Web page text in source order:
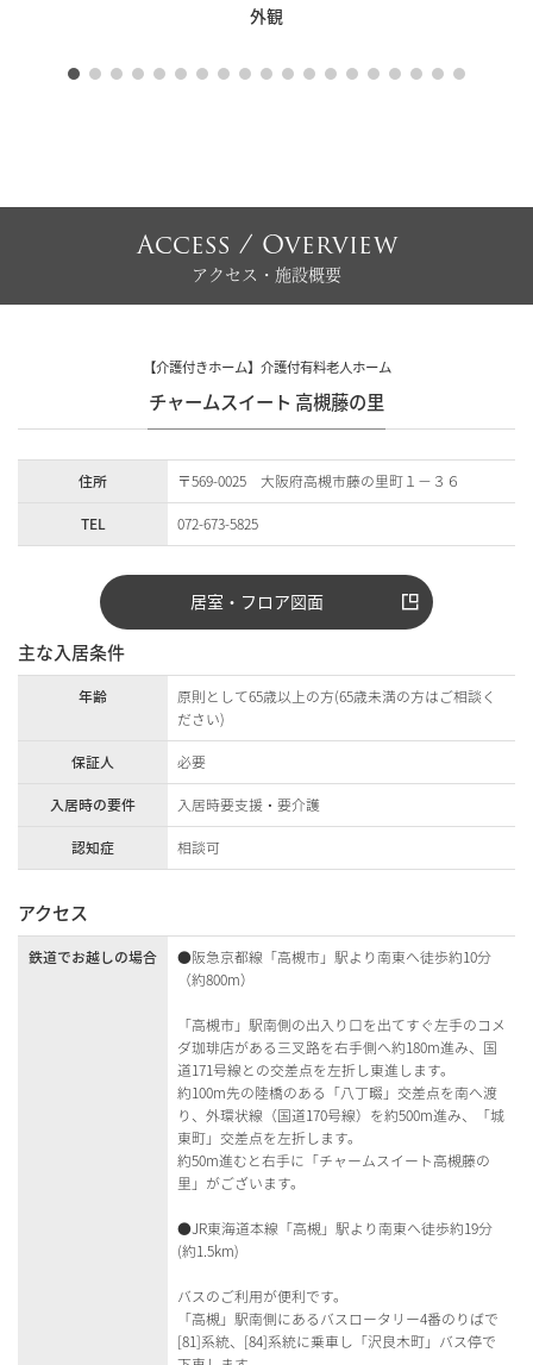
外観
Access / Overview
アクセス・施設概要
【介護付きホーム】介護付有料老人ホーム
チャームスイート 高槻藤の里
住所
〒569-0025 大阪府高槻市藤の里町１－３６
TEL
072-673-5825
居室・フロア図面
主な入居条件
年齢
原則として65歳以上の方(65歳未満の方はご相談く
ださい)
保証人
必要
入居時の要件
入居時要支援・要介護
認知症
相談可
アクセス
鉄道でお越しの場合
●阪急京都線「高槻市」駅より南東へ徒歩約10分
（約800m）
「高槻市」駅南側の出入り口を出てすぐ左手のコメ
ダ珈琲店がある三叉路を右手側へ約180m進み、国
道171号線との交差点を左折し東進します。
約100m先の陸橋のある「八丁畷」交差点を南へ渡
り、外環状線（国道170号線）を約500m進み、「城
東町」交差点を左折します。
約50m進むと右手に「チャームスイート高槻藤の
里」がございます。
●JR東海道本線「高槻」駅より南東へ徒歩約19分
(約1.5km)
バスのご利用が便利です。
「高槻」駅南側にあるバスロータリー4番のりばで
[81]系統、[84]系統に乗車し「沢良木町」バス停で